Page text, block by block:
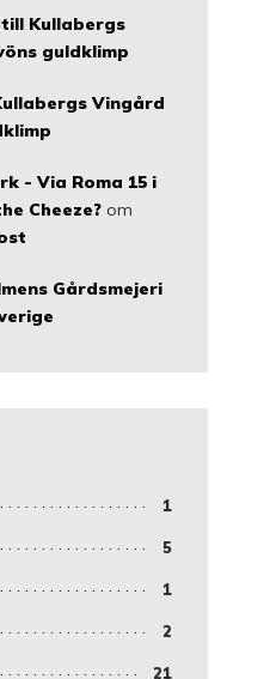
Kullabergs
guldklimp
Vingård
- Via Roma 15 i
Cheeze? om
Gårdsmejeri
1
5
1
2
21